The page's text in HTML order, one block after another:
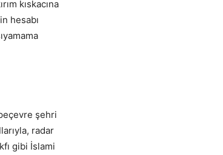
kıskacına
hesabı
şehri
radar
gibi İslami